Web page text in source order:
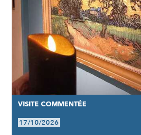
VISITE COMMENTÉE
17/10/2026